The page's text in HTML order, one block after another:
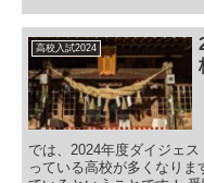
り、調査書等新しく書い
りますが、変更するのであ
の２日目が27日付近で発
は初日がどうだったか見て
立高校一般選抜最終倍率初
日 宇都宮高等学校 宇都宮
等学校 宇都宮北高等学校
都宮市内の専門系高校の
工業高等学校 宇都宮商業
高校入試2024
では、2024年度ダイジェ
っている高校が多くなり